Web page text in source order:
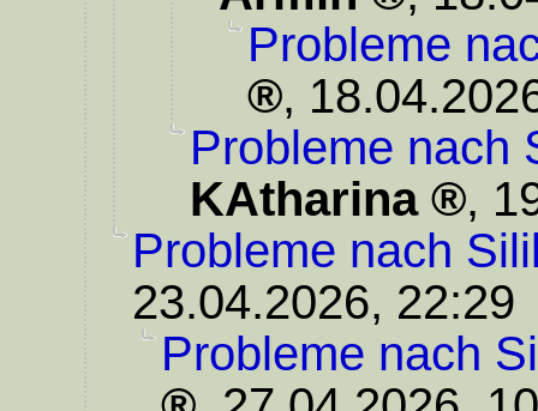
Probleme
,
Probleme nach
KAtharina
,
Probleme nach
23.04.2026, 22:29
Probleme nach